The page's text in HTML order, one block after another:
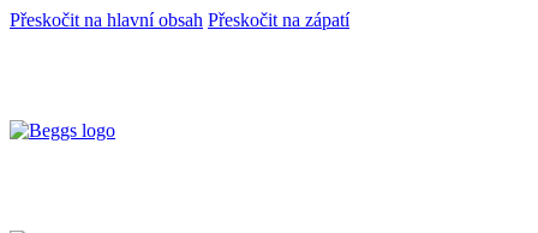
Přeskočit na hlavní obsah Přeskočit na zápatí